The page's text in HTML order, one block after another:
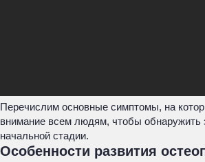
Перечислим основные симптомы, на
внимание всем людям, чтобы обнаружить
начальной стадии.
Особенности развития